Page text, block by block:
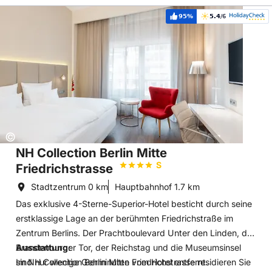
Copyright:
©
Weiterempfehlung:
95% Bewertung:
5.4/6
NH Collection Berlin Mitte
Friedrichstrasse
S
Stadtzentrum 0 km Hauptbahnhof 1.7 km
Das exklusive 4-Sterne-Superior-Hotel besticht durch seine
erstklassige Lage an der berühmten Friedrichstraße im
Zentrum Berlins. Der Prachtboulevard Unter den Linden, das
Brandenburger Tor, der Reichstag und die Museumsinsel
sind nur wenige Gehminuten vom Hotel entfernt.
Ausstattung:
Im NH Collection Berlin Mitte Friedrichstrasse residieren Sie
Hoteldetails: NH Collection Berlin Mitte Friedrichstrasse